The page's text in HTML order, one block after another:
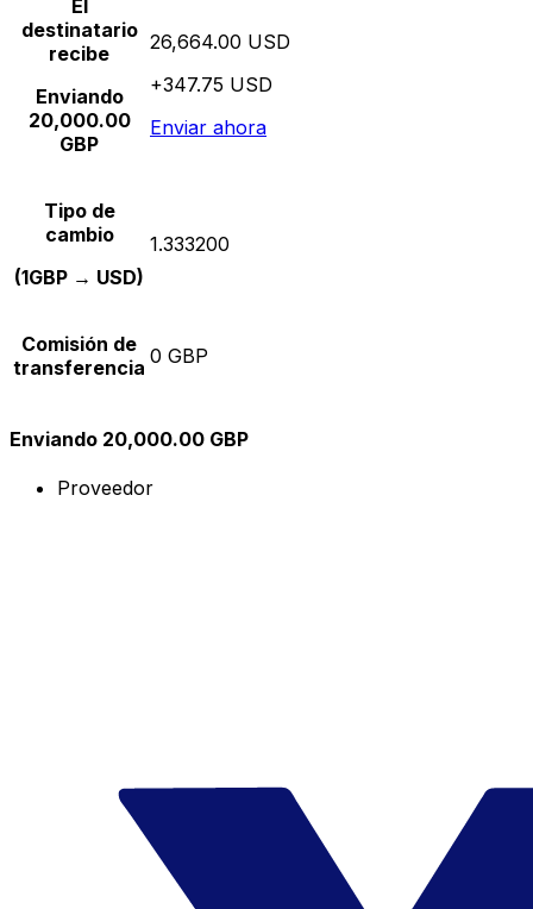
El
destinatario
recibe
Enviando
20,000.00
GBP
26,664.00 USD
+347.75 USD
Enviar ahora
Tipo de
cambio
(1GBP → USD)
1.333200
Comisión de
transferencia 0 GBP
Enviando 20,000.00 GBP
Proveedor